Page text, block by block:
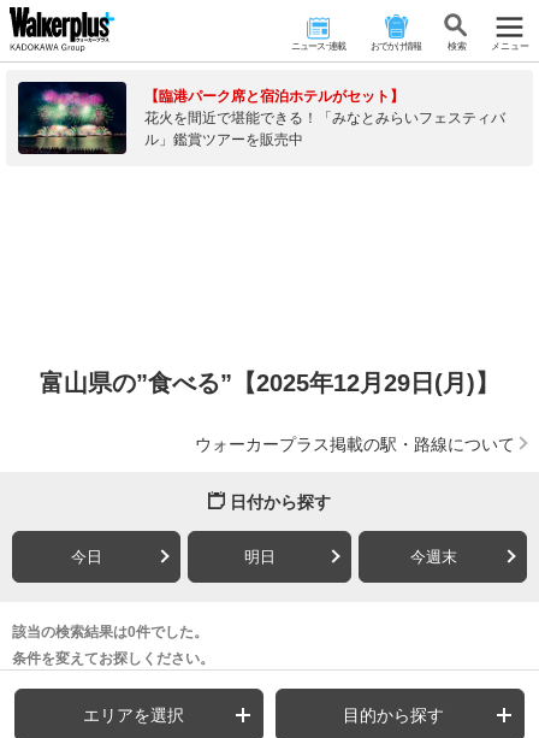
ニュース･連載 おでかけ情報 検 索 メニュー
【臨港パーク席と宿泊ホテルがセット】
花火を間近で堪能できる！「みなとみらいフェスティバ
ル」鑑賞ツアーを販売中
富山県の”食べる”【2025年12月29日(月)】
ウォーカープラス掲載の駅・路線について
日付から探す
今日 明日 今週末
該当の検索結果は0件でした。
条件を変えてお探しください。
エリアを選択 目的から探す